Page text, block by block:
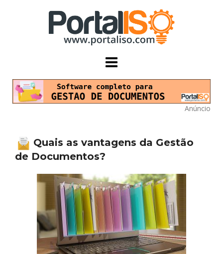
Anúncio
Quais as vantagens da Gestão
de Documentos?